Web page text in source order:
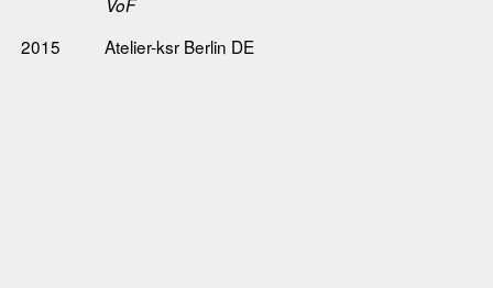
VoF
2015 Atelier-ksr Berlin DE